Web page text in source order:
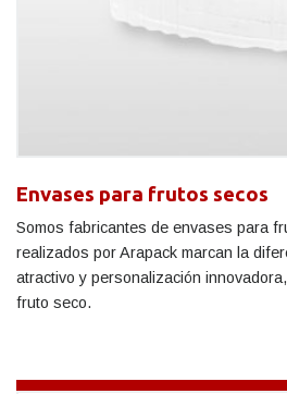
Envases para frutos secos
Somos fabricantes de envases para
realizados por Arapack marcan la
atractivo y personalización
fruto seco.